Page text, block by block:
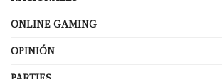
ONLINE GAMING
OPINIÓN